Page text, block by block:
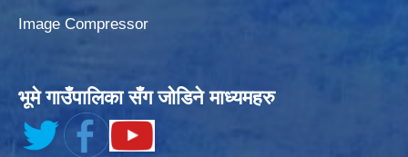
Image Compressor
भूमे गाउँपालिका सँग जोडिने माध्यमहरु